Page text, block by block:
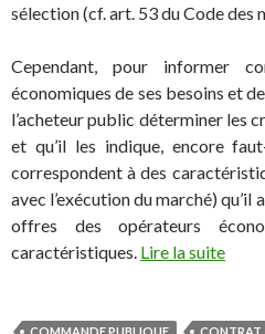
sélection (cf. art. 53 du Code des
Cependant, pour informer
économiques de ses besoins et
l’acheteur public déterminer les
et qu’il les indique, encore
correspondent à des
avec l’exécution du marché) qu’il
offres des opérateurs
caractéristiques. Lire la suite